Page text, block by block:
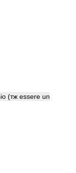
(тж essere un